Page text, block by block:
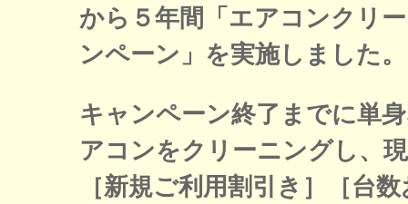
から５年間「エアコンクリ
ンペーン」を実施しました。
キャンペーン終了までに単
アコンをクリーニングし、
［新規ご利用割引き］［台